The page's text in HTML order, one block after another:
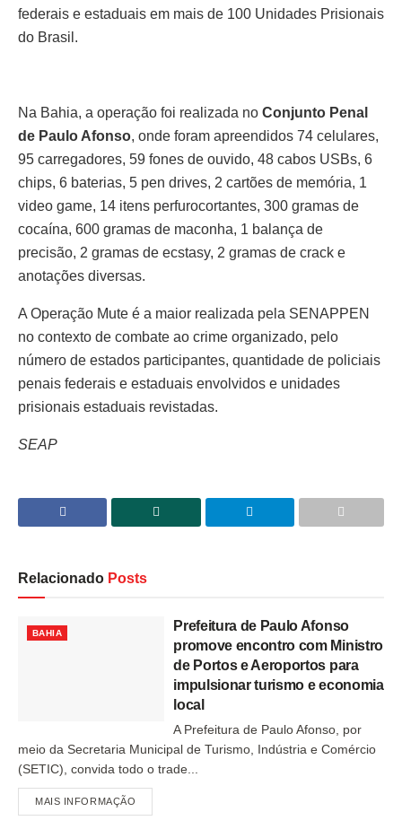
federais e estaduais em mais de 100 Unidades Prisionais
do Brasil.
Na Bahia, a operação foi realizada no Conjunto Penal
de Paulo Afonso, onde foram apreendidos 74 celulares,
95 carregadores, 59 fones de ouvido, 48 cabos USBs, 6
chips, 6 baterias, 5 pen drives, 2 cartões de memória, 1
video game, 14 itens perfurocortantes, 300 gramas de
cocaína, 600 gramas de maconha, 1 balança de
precisão, 2 gramas de ecstasy, 2 gramas de crack e
anotações diversas.
A Operação Mute é a maior realizada pela SENAPPEN
no contexto de combate ao crime organizado, pelo
número de estados participantes, quantidade de policiais
penais federais e estaduais envolvidos e unidades
prisionais estaduais revistadas.
SEAP
Relacionado Posts
BAHIA
Prefeitura de Paulo Afonso
promove encontro com Ministro
de Portos e Aeroportos para
impulsionar turismo e economia
local
A Prefeitura de Paulo Afonso, por
meio da Secretaria Municipal de Turismo, Indústria e Comércio
(SETIC), convida todo o trade...
MAIS INFORMAÇÃO